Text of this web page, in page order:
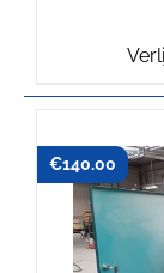
€140.00